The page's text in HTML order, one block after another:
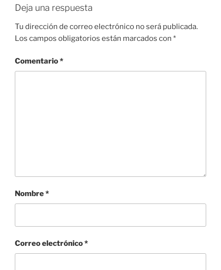
Deja una respuesta
Tu dirección de correo electrónico no será publicada.
Los campos obligatorios están marcados con *
Comentario*
Nombre*
Correo electrónico*